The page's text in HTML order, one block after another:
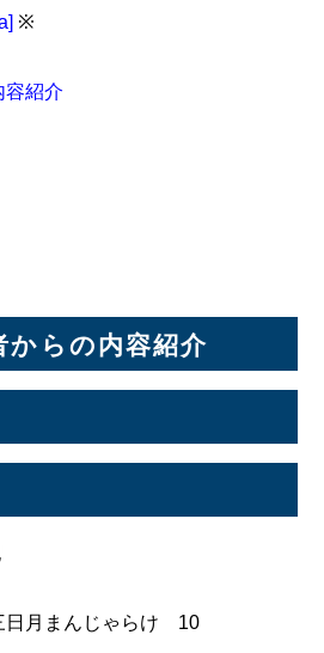
※
容紹介
からの内容紹介
月まんじゃらけ 10